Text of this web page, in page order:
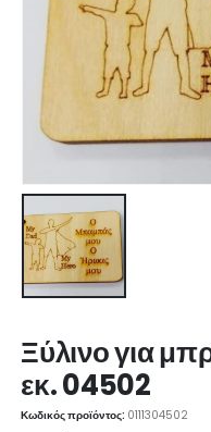
Ξύλινο για
εκ. 04502
Κωδικός προϊόντος: 0111304502